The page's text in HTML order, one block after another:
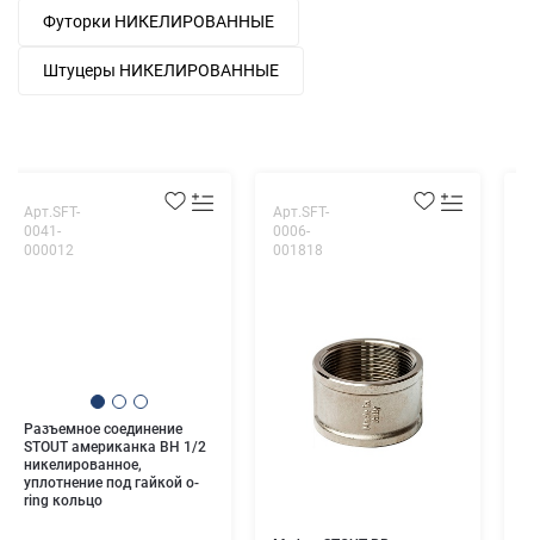
Футорки НИКЕЛИРОВАННЫЕ
Штуцеры НИКЕЛИРОВАННЫЕ
Арт.SFT-
0041-
000012
Разъемное соединение
STOUT американка ВН 1/2
никелированное,
уплотнение под гайкой o-
ring кольцо
Арт.SFT-
0006-
001818